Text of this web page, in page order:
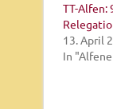
TT-Alfen:
13. April
In